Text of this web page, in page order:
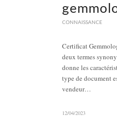
CONNAISSANCE
Certificat
deux termes
donne les
type de document
vendeur…
12/04/2023